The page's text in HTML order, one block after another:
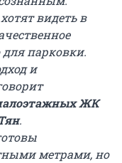
видеть в
для парковки.
и
ЖК
.
метрами, но